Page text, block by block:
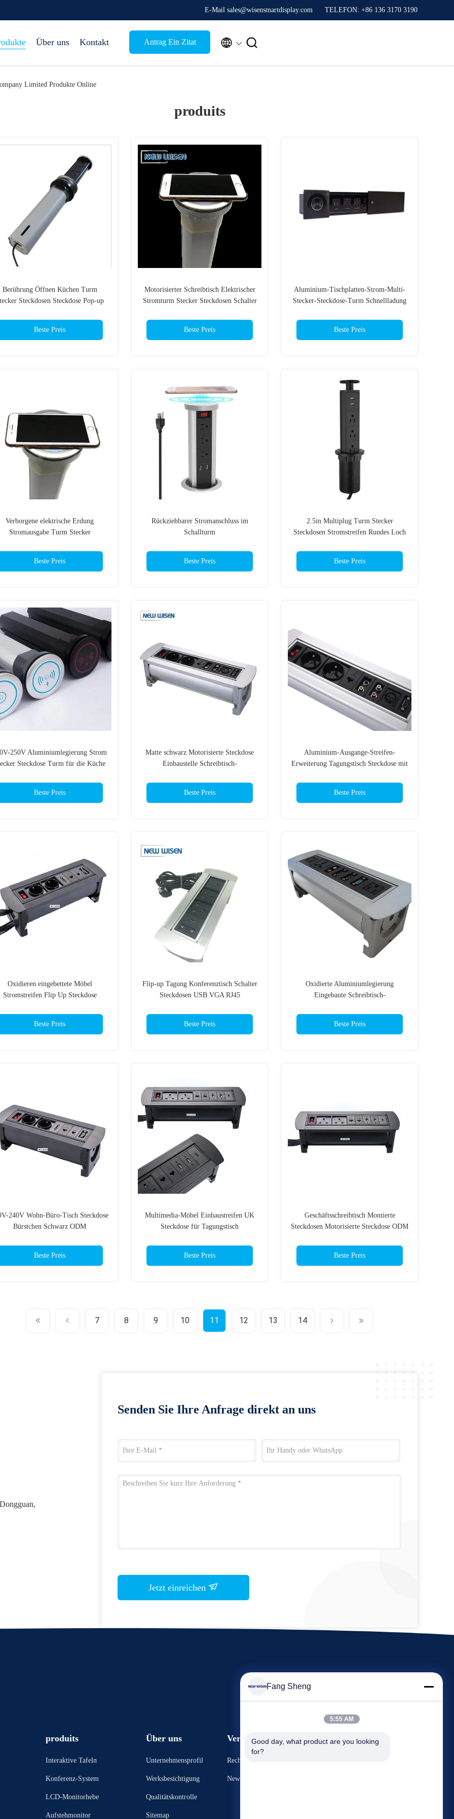
E-Mail sales@wisensmartdisplay.com TELEFON: +86 136 3170 3190
Über uns Kontakt Antrag Ein Zitat  
Limited Produkte Online
produits
Berührung Öffnen Küchen Turm
Steckdosen Steckdose Pop-up
Beste Preis
Motorisierter Schreibtisch Elektrischer
Stromturm Stecker Steckdosen Schalter
Beste Preis
Aluminium-Tischplatten-Strom-Multi-
Stecker-Steckdose-Turm Schnellladung
Beste Preis
Verborgene elektrische Erdung
Stromausgabe Turm Stecker
Beste Preis
Rückziehbarer Stromanschluss im
Schallturm
Beste Preis
2.5in Multiplug Turm Stecker
Steckdosen Stromstreifen Rundes Loch
Beste Preis
250V Aluminiumlegierung Strom
Steckdose Turm für die Küche
Beste Preis
Matte schwarz Motorisierte Steckdose
Einbaustelle Schreibtisch-
Beste Preis
Aluminium-Ausgange-Streifen-
Erweiterung Tagungstisch Steckdose mit
Beste Preis
Oxidieren eingebettete Möbel
Stromstreifen Flip Up Steckdose
Beste Preis
Flip-up Tagung Konferenztisch Schalter
Steckdosen USB VGA RJ45
Beste Preis
Oxidierte Aluminiumlegierung
Eingebaute Schreibtisch-
Beste Preis
240V Wohn-Büro-Tisch Steckdose
Bürstchen Schwarz ODM
Beste Preis
Multimedia-Möbel Einbaustreifen UK
Steckdose für Tagungstisch
Beste Preis
Geschäftsschreibtisch Montierte
Steckdosen Motorisierte Steckdose ODM
Beste Preis
7 8 9 10 11 12 13 14
Senden Sie Ihre Anfrage direkt an uns
Jetzt einreichen
produits
Interaktive Tafeln
Konferenz-System
LCD-Monitorhebe
Aufstehmonitor
Über uns
Unternehmensprofil
Werksbesichtigung
Qualitätskontrolle
Sitemap
Veranstaltungen
Rechtssachen
News
Antrag Ein Zitat
Fang Sheng
5:55 AM
Good day, what product are you looking
for?